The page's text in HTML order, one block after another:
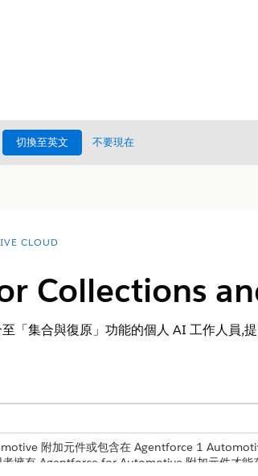
切換至英文 不要現在
CLOUD
Collections
「集合與復原」功能的個人 AI 工作人員,
附加元件或包含在 Agentforce 1
擁有 Agentforce for Automotive 附加元件才能